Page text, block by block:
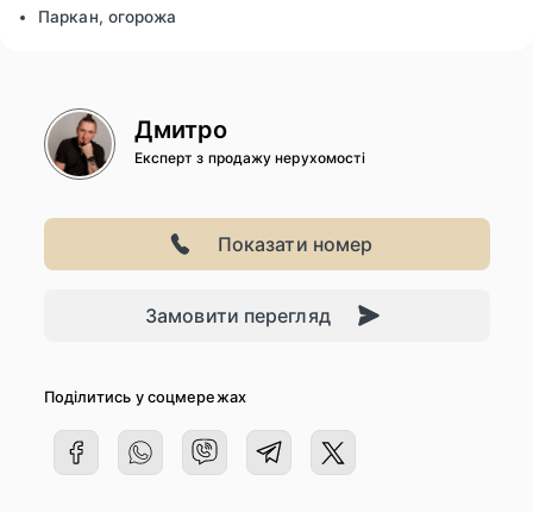
Паркан, огорожа
Дмитро
Експерт з продажу нерухомості
Показати номер
Замовити перегляд
Поділитись у соцмережах